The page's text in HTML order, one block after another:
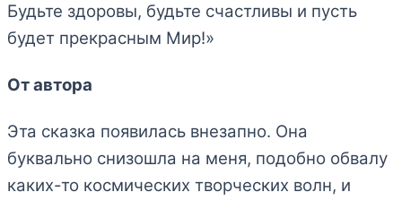
Будьте здоровы, будьте счастливы и пусть
будет прекрасным Мир!»
От автора
Эта сказка появилась внезапно. Она
буквально снизошла на меня, подобно обвалу
каких-то космических творческих волн, и